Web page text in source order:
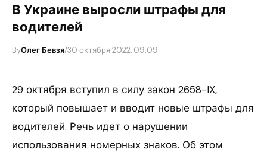
В Украине выросли штрафы для
водителей
ByОлег Бевзя/30 октября 2022, 09:09
29 октября вступил в силу закон 2658-IX,
который повышает и вводит новые штрафы для
водителей. Речь идет о нарушении
использования номерных знаков. Об этом